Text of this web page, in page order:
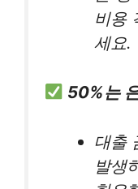
비용
세요.
50%는
대출
발생